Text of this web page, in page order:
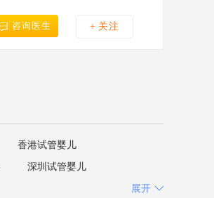
咨询医生 + 关注
香港试管婴儿
深圳试管婴儿
展开